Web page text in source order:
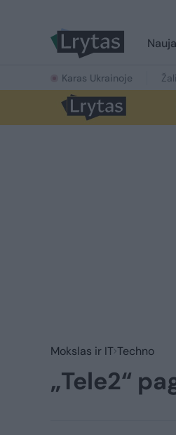
Karas Ukrainoje
Mokslas ir IT Techno
„Tele2“